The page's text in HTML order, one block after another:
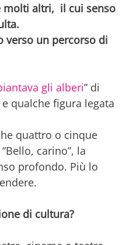
molti altri, il cui senso
verso un percorso di
gli alberi” di
qualche figura legata
quattro o cinque
carino”, la
profondo. Più lo
di cultura?